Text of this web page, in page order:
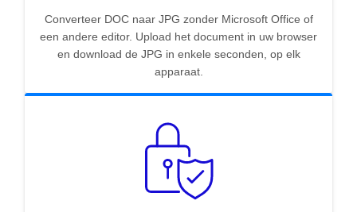
Converteer DOC naar JPG zonder Microsoft Office of
een andere editor. Upload het document in uw browser
en download de JPG in enkele seconden, op elk
apparaat.